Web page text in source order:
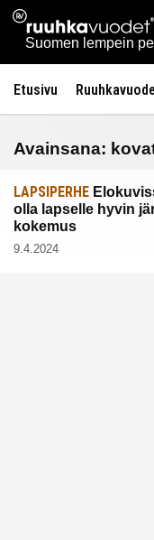
Siirry
sisältöön
Ruuhkavuodet.fi
Suomen lempein
Etusivu
Avainsana:
LAPSIPERHE
olla lapselle hyvin
kokemus
9.4.2024